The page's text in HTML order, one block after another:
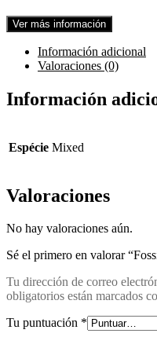
Ver más información
Información adicional
Valoraciones (0)
Información
Espécie Mixed
Valoraciones
No hay valoraciones aún.
Sé el primero en valorar
Tu dirección de correo
obligatorios están marcados
Tu puntuación *